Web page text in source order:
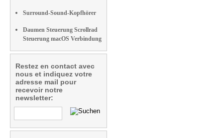
Surround-Sound-Kopfhörer
Daumen Steuerung Scrollrad
Steuerung macOS Verbindung
Restez en contact avec
nous et indiquez votre
adresse mail pour
recevoir notre
newsletter: